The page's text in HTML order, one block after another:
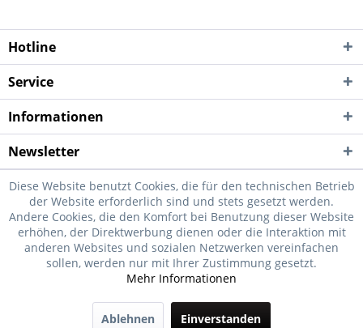
Hotline
Service
Informationen
Newsletter
Diese Website benutzt Cookies, die für den technischen Betrieb
der Website erforderlich sind und stets gesetzt werden.
Andere Cookies, die den Komfort bei Benutzung dieser Website
erhöhen, der Direktwerbung dienen oder die Interaktion mit
anderen Websites und sozialen Netzwerken vereinfachen
sollen, werden nur mit Ihrer Zustimmung gesetzt.
Mehr Informationen
Ablehnen Einverstanden